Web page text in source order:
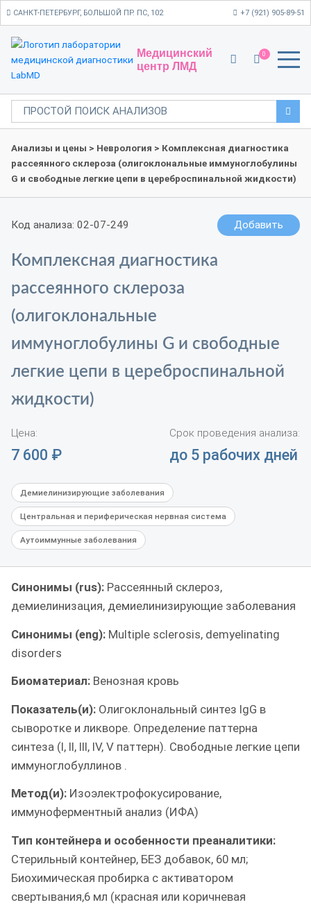
САНКТ-ПЕТЕРБУРГ, БОЛЬШОЙ ПР. ПС, 102 +7 (921) 905-89-51
Медицинский
центр ЛМД
0
Анализы и цены > Неврология > Комплексная диагностика
рассеянного склероза (олигоклональные иммуноглобулины
G и свободные легкие цепи в цереброспинальной жидкости)
Код анализа: 02-07-249 Добавить
Комплексная диагностика
рассеянного склероза
(олигоклональные
иммуноглобулины G и свободные
легкие цепи в цереброспинальной
жидкости)
Цена:
7 600 ₽
Срок проведения анализа:
до 5 рабочих дней
Демиелинизирующие заболевания
Центральная и периферическая нервная система
Аутоиммунные заболевания
Синонимы (rus): Рассеянный склероз,
демиелинизация, демиелинизирующие заболевания
Синонимы (eng): Multiple sclerosis, demyelinating
disorders
Биоматериал: Венозная кровь
Показатель(и): Олигоклональный синтез IgG в
сыворотке и ликворе. Определение паттерна
синтеза (I, II, III, IV, V паттерн). Свободные легкие цепи
иммуноглобуллинов .
Метод(и): Изоэлектрофокусирование,
иммуноферментный анализ (ИФА)
Тип контейнера и особенности преаналитики:
Стерильный контейнер, БЕЗ добавок, 60 мл;
Биохимическая пробирка с активатором
свертывания,6 мл (красная или коричневая